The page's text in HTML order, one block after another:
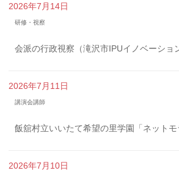
2026年7月14日
研修・視察
会派の行政視察（滝沢市IPUイノベーショ
2026年7月11日
講演会講師
飯舘村立いいたて希望の里学園「ネットモ
2026年7月10日